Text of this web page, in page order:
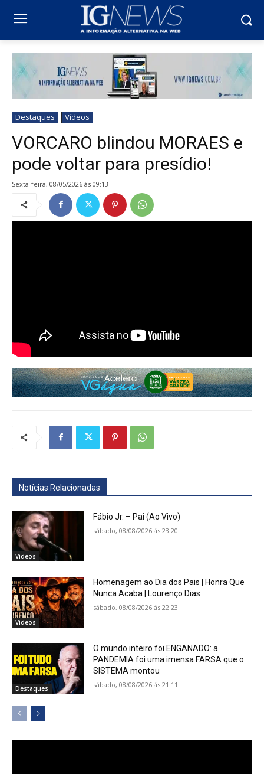
Destaques Vídeos
VORCARO blindou MORAES e
pode voltar para presídio!
sexta-feira, 08/05/2026 ás 09:13
Notícias Relacionadas
Vídeos
Fábio Jr. – Pai (Ao Vivo)
sábado, 08/08/2026 ás 23:20
Vídeos
Homenagem ao Dia dos Pais | Honra Que
Nunca Acaba | Lourenço Dias
sábado, 08/08/2026 ás 22:23
Destaques
O mundo inteiro foi ENGANADO: a
PANDEMIA foi uma imensa FARSA que o
SISTEMA montou
sábado, 08/08/2026 ás 21:11